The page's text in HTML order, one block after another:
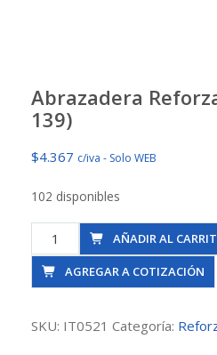
Abrazadera
139)
$4.367 c/iva - Solo WEB
102 disponibles
Abrazadera
Reforzada
T521
139)
AÑADIR AL
AGREGAR A COTIZACIÓN
SKU: IT0521 Categoría: